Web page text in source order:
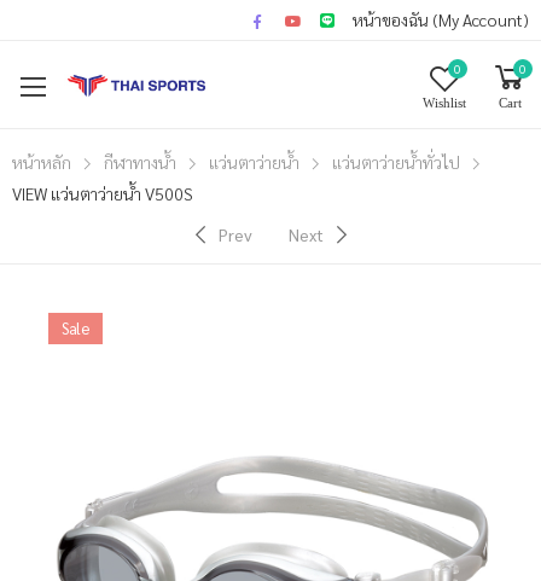
หน้าของฉัน (My Account)
0
Wishlist
0
Cart
หน้าหลัก กีฬาทางน้ำ แว่นตาว่ายน้ำ
แว่นตาว่ายน้ำทั่วไป
VIEW แว่นตาว่ายน้ำ V500S
Prev
Next
Sale